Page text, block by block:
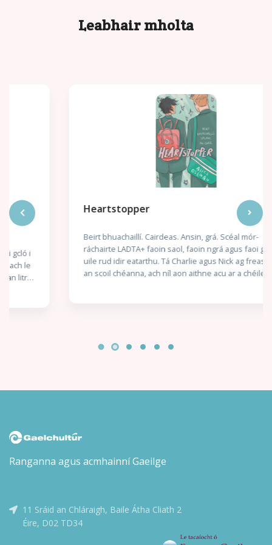
Leabhair mholta
Heartstopper
Beirt bhuachaillí. Cairdeas. Ansin, grá. Scéal mór-
ráchairte LADTA+ faoin saol, faoin ngrá agus faoi gach
uile rud idir eatarthu. Tá Charlie agus Nick ag freastal ar
an scoil chéanna, ach níl aon aithne acu ar a chéile – go
ag Alice Oseman. Aistrithe ag Eoin McEvoy.
Ranganna agus acmhainní Gaeilge
11 Sráid an Chláraigh, Baile Átha Cliath 2
Éire, D02 TD34